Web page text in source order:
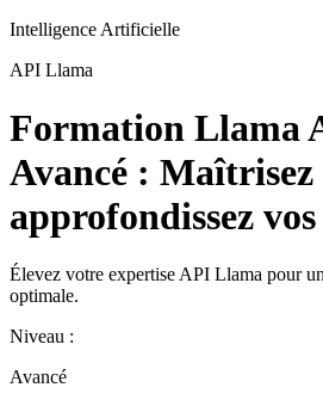
Intelligence Artificielle
API Llama
Formation Llama
Avancé : Maîtrisez
approfondissez
Élevez votre expertise API Llama pour
optimale.
Niveau :
Avancé